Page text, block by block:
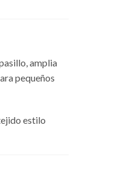
amplia
pequeños
estilo